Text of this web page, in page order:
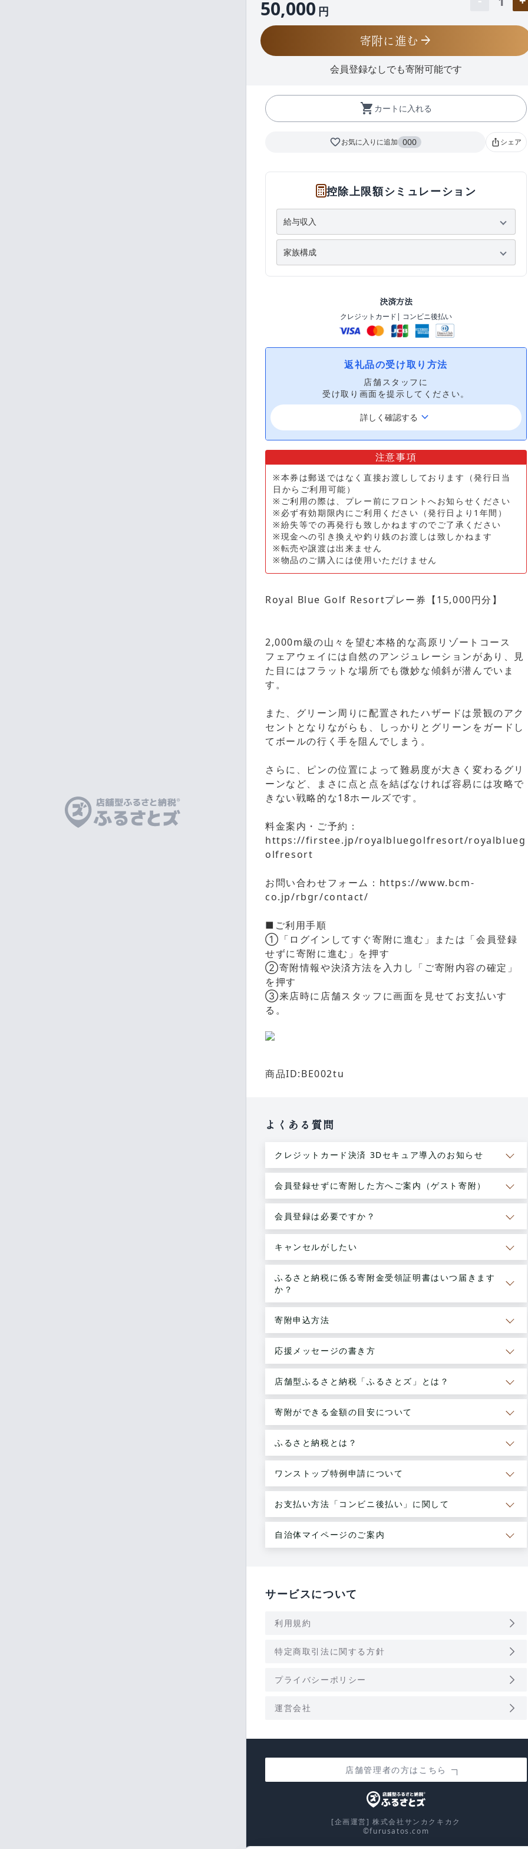
50,000 円
寄附に進む arrow_forward
会員登録なしでも寄附可能です
shopping_cart カートに入れる
favorite_borderお気に入りに追加 000 ios_shareシェア
控除上限額シミュレーション
決済方法
クレジットカード| コンビニ後払い
返礼品の受け取り方法
店舗スタッフに
受け取り画面を提示してください。
詳しく確認する keyboard_arrow_down
注意事項
※本券は郵送ではなく直接お渡ししております（発行日当
日からご利用可能）
※ご利用の際は、プレー前にフロントへお知らせください
※必ず有効期限内にご利用ください（発行日より1年間）
※紛失等での再発行も致しかねますのでご了承ください
※現金への引き換えや釣り銭のお渡しは致しかねます
※転売や譲渡は出来ません
※物品のご購入には使用いただけません
Royal Blue Golf Resortプレー券【15,000円分】
2,000m級の山々を望む本格的な高原リゾートコース
フェアウェイには自然のアンジュレーションがあり、見
た目にはフラットな場所でも微妙な傾斜が潜んでいま
す。
また、グリーン周りに配置されたハザードは景観のアク
セントとなりながらも、しっかりとグリーンをガードし
てボールの行く手を阻んでしまう。
さらに、ピンの位置によって難易度が大きく変わるグリ
ーンなど、まさに点と点を結ばなければ容易には攻略で
きない戦略的な18ホールズです。
料金案内・ご予約：
https://firstee.jp/royalbluegolfresort/royalblueg
olfresort
お問い合わせフォーム： https://www.bcm-
co.jp/rbgr/contact/
■ご利用手順
①「ログインしてすぐ寄附に進む」または「会員登録
せずに寄附に進む」を押す
②寄附情報や決済方法を入力し「ご寄附内容の確定」
を押す
③来店時に店舗スタッフに画面を見せてお支払いす
る。
商品ID:BE002tu
よくある質問
クレジットカード決済 3Dセキュア導入のお知らせ
会員登録せずに寄附した方へご案内（ゲスト寄附）
会員登録は必要ですか？
キャンセルがしたい
ふるさと納税に係る寄附金受領証明書はいつ届きます
か？
寄附申込方法
応援メッセージの書き方
店舗型ふるさと納税「ふるさとズ」とは？
寄附ができる金額の目安について
ふるさと納税とは？
ワンストップ特例申請について
お支払い方法「コンビニ後払い」に関して
自治体マイページのご案内
サービスについて
利用規約 arrow_forward_ios
特定商取引法に関する方針 arrow_forward_ios
プライバシーポリシー arrow_forward_ios
運営会社 arrow_forward_ios
店舗管理者の方はこちら
[企画運営] 株式会社サンカクキカク
©furusatos.com